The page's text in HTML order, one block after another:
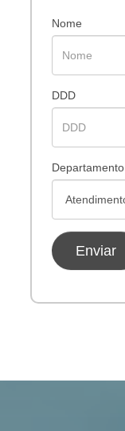
Nome
DDD
Departamento